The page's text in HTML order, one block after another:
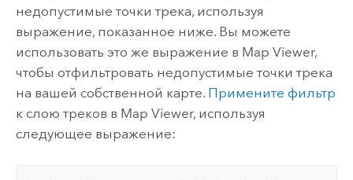
недопустимые точки трека, используя
выражение, показанное ниже. Вы можете
использовать это же выражение в Map Viewer,
чтобы отфильтровать недопустимые точки трека
на вашей собственной карте. Примените фильтр
к слою треков в Map Viewer, используя
следующее выражение: